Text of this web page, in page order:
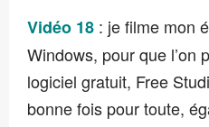
Vidéo 18 : je filme mon
Windows, pour que l’on
logiciel gratuit, Free
bonne fois pour toute,